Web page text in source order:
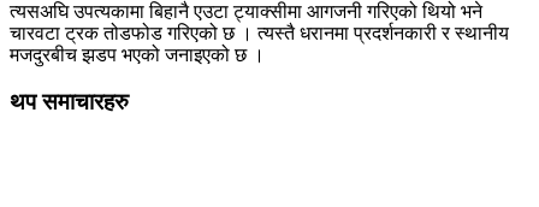
त्यसअघि उपत्यकामा बिहानै एउटा ट्याक्सीमा आगजनी गरिएको थियो भने
चारवटा ट्रक तोडफोड गरिएको छ । त्यस्तै धरानमा प्रदर्शनकारी र स्थानीय
मजदुरबीच झडप भएको जनाइएको छ ।
थप समाचारहरु